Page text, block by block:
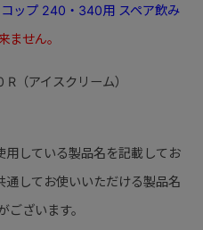
コップ 240・340用 スペア飲み
せん。
（アイスクリーム）
している製品名を記載してお
してお使いいただける製品名
ざいます。